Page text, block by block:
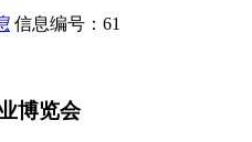
信息编号：61
博览会